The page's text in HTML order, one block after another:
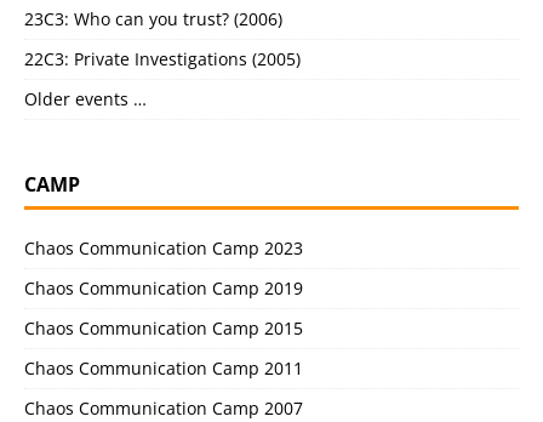
23C3: Who can you trust? (2006)
22C3: Private Investigations (2005)
Older events …
CAMP
Chaos Communication Camp 2023
Chaos Communication Camp 2019
Chaos Communication Camp 2015
Chaos Communication Camp 2011
Chaos Communication Camp 2007